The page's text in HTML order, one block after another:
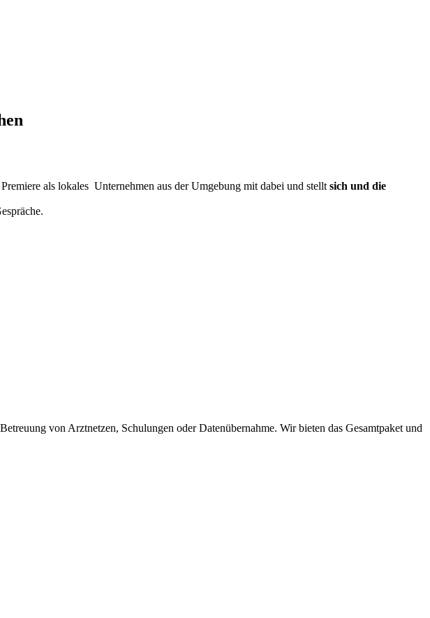
als lokales Unternehmen aus der Umgebung mit dabei und stellt sich und die
von Arztnetzen, Schulungen oder Datenübernahme. Wir bieten das Gesamtpaket und